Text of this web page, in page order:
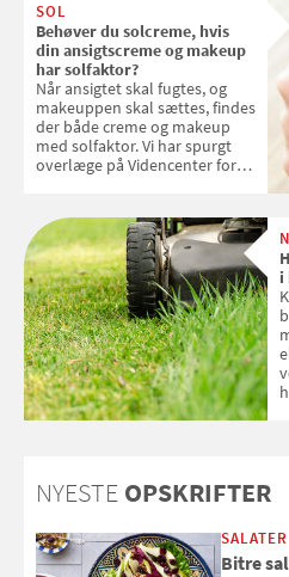
SOL
Behøver du solcreme, hvis
din ansigtscreme og makeup
har solfaktor?
Når ansigtet skal fugtes, og
makeuppen skal sættes, findes
der både creme og makeup
med solfaktor. Vi har spurgt
overlæge på Videncenter for
med SPF kan erstatte
solcreme, når man bevæger
sig ud i solen
i
NYESTE OPSKRIFTER
SALATER
Bitre